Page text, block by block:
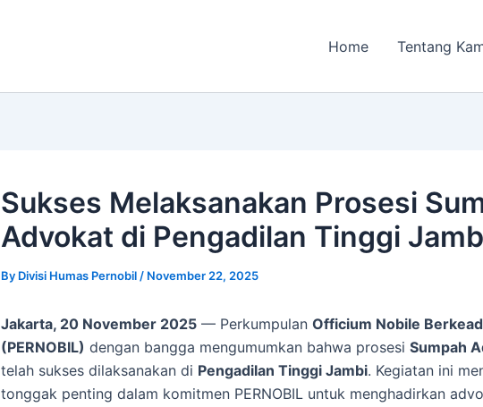
Home Tentang
Sukses Melaksanakan Prosesi
Advokat di Pengadilan Tinggi
By Divisi Humas Pernobil / November 22, 2025
Jakarta, 20 November 2025 — Perkumpulan Officium Nobile
(PERNOBIL) dengan bangga mengumumkan bahwa prosesi Sumpah
telah sukses dilaksanakan di Pengadilan Tinggi Jambi. Kegiatan ini
tonggak penting dalam komitmen PERNOBIL untuk menghadirkan